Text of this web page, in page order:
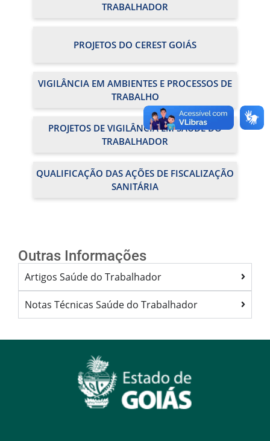
TRABALHADOR
PROJETOS DO CEREST GOIÁS
VIGILÂNCIA EM AMBIENTES E PROCESSOS DE
TRABALHO
PROJETOS DE VIGILÂNCIA EM SAÚDE DO
TRABALHADOR
QUALIFICAÇÃO DAS AÇÕES DE FISCALIZAÇÃO
SANITÁRIA
Outras Informações
Artigos Saúde do Trabalhador
Notas Técnicas Saúde do Trabalhador